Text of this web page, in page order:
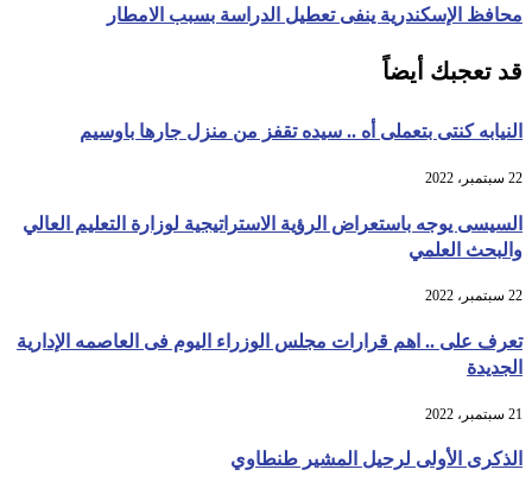
محافظ الإسكندرية ينفى تعطيل الدراسة بسبب الامطار
قد تعجبك أيضاً
النيابه كنتى بتعملى أه .. سيده تقفز من منزل جارها باوسيم
22 سبتمبر، 2022
السيسى يوجه باستعراض الرؤية الاستراتيجية لوزارة التعليم العالي
والبحث العلمي
22 سبتمبر، 2022
تعرف على .. اهم قرارات مجلس الوزراء اليوم فى العاصمه الإدارية
الجديدة
21 سبتمبر، 2022
الذكرى الأولى لرحيل المشير طنطاوي